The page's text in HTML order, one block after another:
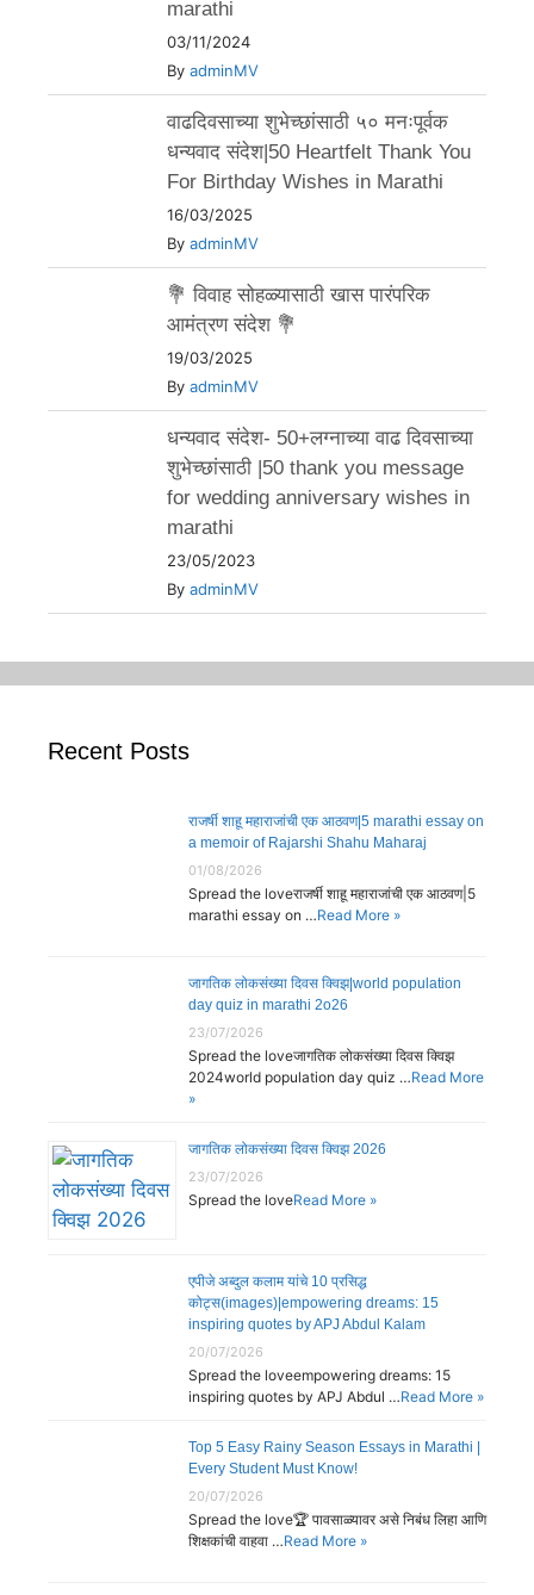
marathi
03/11/2024
By adminMV
वाढदिवसाच्या शुभेच्छांसाठी ५० मनःपूर्वक
धन्यवाद संदेश|50 Heartfelt Thank You
For Birthday Wishes in Marathi
16/03/2025
By adminMV
💐 विवाह सोहळ्यासाठी खास पारंपरिक
आमंत्रण संदेश 💐
19/03/2025
By adminMV
धन्यवाद संदेश- 50+लग्नाच्या वाढ दिवसाच्या
शुभेच्छांसाठी |50 thank you message
for wedding anniversary wishes in
marathi
23/05/2023
By adminMV
Recent Posts
राजर्षी शाहू महाराजांची एक आठवण|5 marathi essay on
a memoir of Rajarshi Shahu Maharaj
01/08/2026
Spread the loveराजर्षी शाहू महाराजांची एक आठवण|5
marathi essay on …Read More »
जागतिक लोकसंख्या दिवस क्विझ|world population
day quiz in marathi 2o26
23/07/2026
Spread the loveजागतिक लोकसंख्या दिवस क्विझ
2024world population day quiz …Read More
»
जागतिक लोकसंख्या दिवस क्विझ 2026
23/07/2026
Spread the loveRead More »
एपीजे अब्दुल कलाम यांचे 10 प्रसिद्ध
कोट्स(images)|empowering dreams: 15
inspiring quotes by APJ Abdul Kalam
20/07/2026
Spread the loveempowering dreams: 15
inspiring quotes by APJ Abdul …Read More »
Top 5 Easy Rainy Season Essays in Marathi |
Every Student Must Know!
20/07/2026
Spread the love🏆 पावसाळ्यावर असे निबंध लिहा आणि
शिक्षकांची वाहवा …Read More »